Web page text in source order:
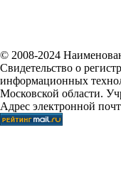
© 2008-2024
Свидетельство о
информационных
Московской области.
Адрес электронной